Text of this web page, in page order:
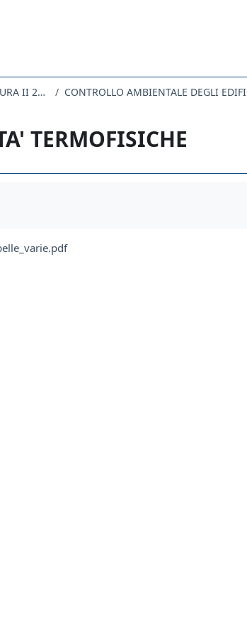
LABORATORIO DI COSTRUZIONE DELL'ARCHITETTURA II 2020
CONTROLLO AMBIENTALE DEGLI
TERMOFISICHE